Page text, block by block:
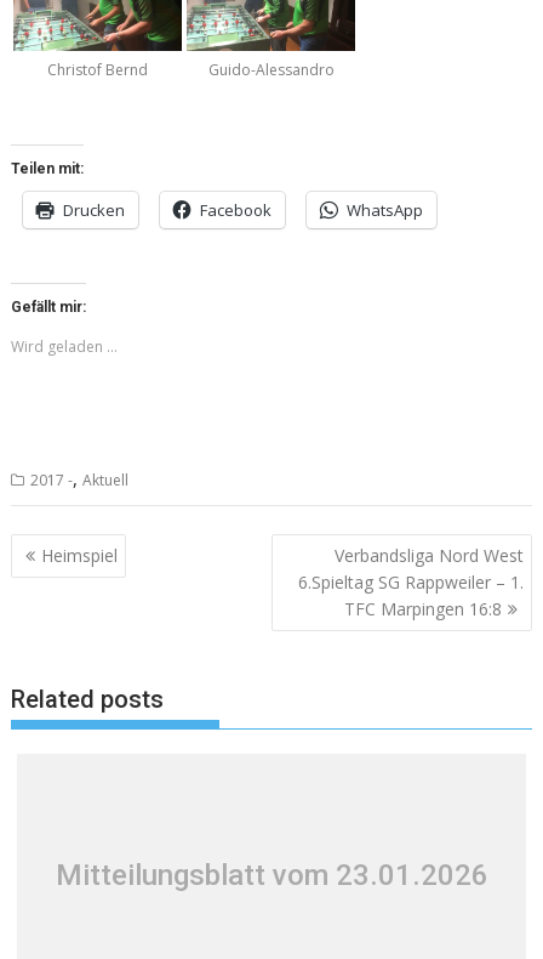
Christof Bernd Guido-Alessandro
Teilen mit:
Drucken Facebook WhatsApp
Gefällt mir:
Wird geladen …
2017 -,Aktuell
Beitragsnavigation
Heimspiel
Verbandsliga Nord West
6.Spieltag SG Rappweiler – 1.
TFC Marpingen 16:8
Related posts
Mitteilungsblatt vom 23.01.2026